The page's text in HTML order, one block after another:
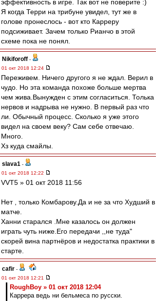
эффективность в игре. Так вот не поверите :)
Я когда Терри на трибуне увидел, тут же в
голове пронеслось - вот кто Карреру
подсиживает. Зачем только Рианчо в этой
схеме пока не понял.
Nikiforoff -
01 окт 2018 12:24
Переживем. Ничего другого я не ждал. Верил в
чудо. Но эта команда похоже больше мертва
чем жива.Вынужден с этим согласиться. Толька
нервов и надрыва не нужно. В первый раз что
ли. Обычный процесс. Сколько я уже этого
видел на своем веку? Сам себе отвечаю.
Много.
Хз куда смайлы.
slava1 -
01 окт 2018 12:22
VVT5 » 01 окт 2018 11:56
Нет , только Комбарову.Да и не за что Худший в
матче.
Ханни старался .Мне казалось он должен
играть чуть ниже.Его передачи ,,не туда"
скорей вина партнёров и недостатка практики в
старте.
cafir -
01 окт 2018 12:21
RoughBoy » 01 окт 2018 12:04
Каррера ведь ни бельмеса по русски.